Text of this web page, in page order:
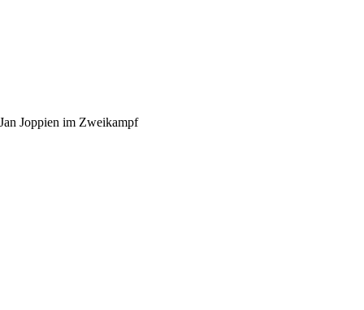
Jan Joppien im Zweikampf